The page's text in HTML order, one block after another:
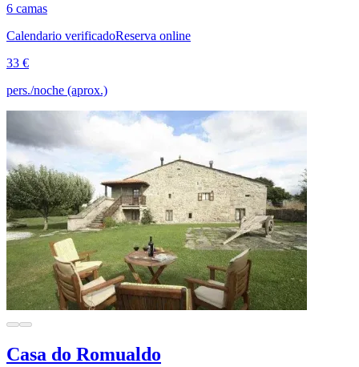
6 camas
Calendario verificadoReserva online
33 €
pers./noche (aprox.)
Casa do Romualdo